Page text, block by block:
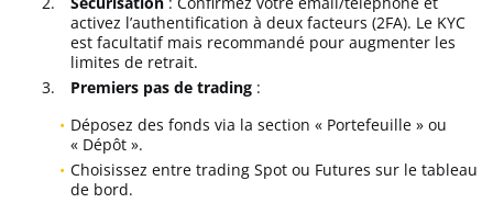
activez l’authentification à deux facteurs (2FA). Le KYC
est facultatif mais recommandé pour augmenter les
limites de retrait.
Premiers pas de trading :
Déposez des fonds via la section « Portefeuille » ou
« Dépôt ».
Choisissez entre trading Spot ou Futures sur le tableau
de bord.